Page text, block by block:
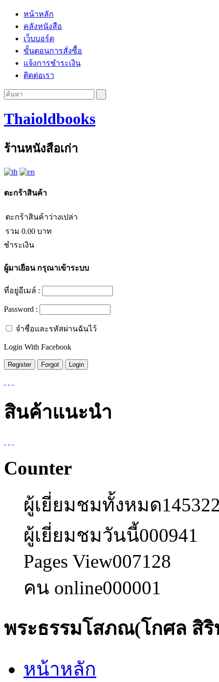
หน้าหลัก
คลังหนังสือ
เว็บบอร์ด
ขั้นตอนการสั่งซื้อ
แจ้งการชำระเงิน
ติดต่อเรา
Thaioldbooks
ร้านหนังสือเก่า
ตะกร้าสินค้า
ตะกร้าสินค้าว่างเปล่า
รวม 0.00 บาท
ชำระเงิน
ผู้มาเยือนกรุณาเข้าระบบ
ที่อยู่อีเมล์ :
Password :
จำชื่อและรหัสผ่านฉันไว้
Login With Facebook
สินค้าแนะนำ
Counter
ผู้เยี่ยมชมทั้งหมด
ผู้เยี่ยมชมวันนี้000941
Pages View007128
คน online000001
พระธรรมโสภณ(โกศล สิ
หน้าหลัก